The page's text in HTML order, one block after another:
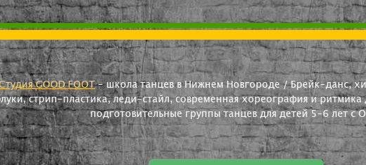
GOOD FOOT- школа танцев в Нижнем Новгороде / Брейк-данс,
стрип-пластика, леди-стайл, современная хореография и ритмика
подготовительные группы танцев для детей 5-6 лет с